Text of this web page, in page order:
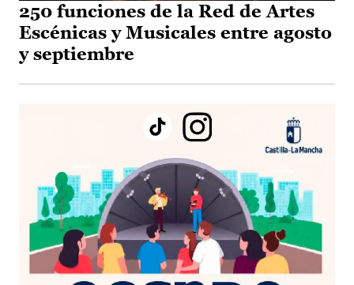
250 funciones de la Red de Artes
Escénicas y Musicales entre agosto
y septiembre